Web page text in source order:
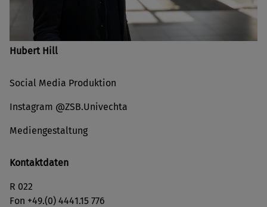
Hubert Hill
Social Media Produktion
Instagram @ZSB.Univechta
Mediengestaltung
Kontaktdaten
R 022
Fon +49.(0) 4441.15 776